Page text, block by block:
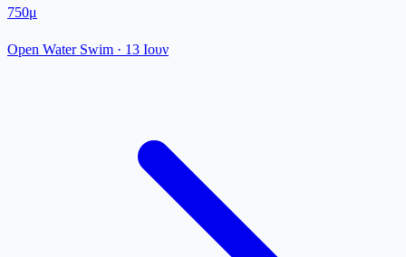
750μ
Open Water Swim · 13 Ιουν